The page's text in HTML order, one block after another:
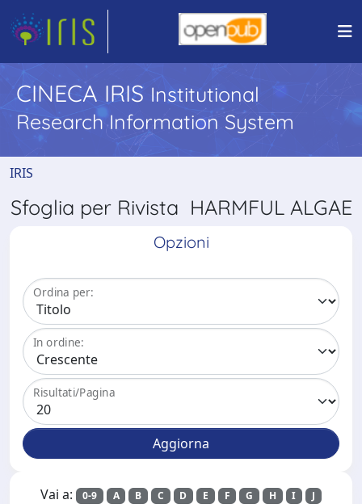
CINECA IRIS Institutional
Research Information System
IRIS
Sfoglia per Rivista HARMFUL ALGAE
Opzioni
Ordina per:
In ordine:
Risultati/Pagina
Vai a: 0-9 A B C D E F G H I
J